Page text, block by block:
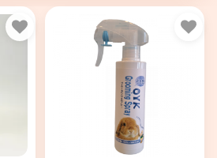
お気に入り お気